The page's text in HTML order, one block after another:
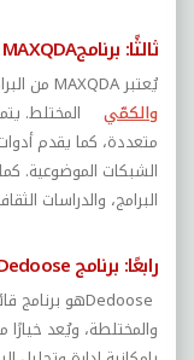
ثالثًا: برنامجMAXQDA
يُعتبرMAXQDA من
والكمّي
المختلط.
متعددة، كما يقدم
الشبكات الموضوعية.
البرامج، والدراسات
رابعًا: برنامج
Dedooseهو برنامج
والمختلطة، ويُعد خيارًا